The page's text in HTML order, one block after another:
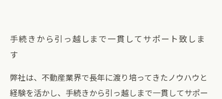
手続きから引っ越しまで一貫してサポート致しま
す
弊社は、不動産業界で長年に渡り培ってきたノウハウと
経験を活かし、手続きから引っ越しまで一貫してサポー